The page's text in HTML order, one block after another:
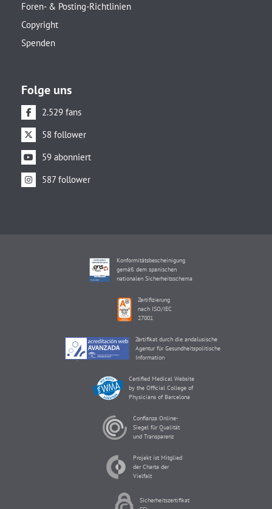
Foren- & Posting-Richtlinien
Copyright
Spenden
Folge uns
2.529 fans
58 follower
59 abonniert
587 follower
Konformitätsbescheinigung
gemäß dem spanischen
nationalen Sicherheitsschema
Zertifizierung
nach ISO/IEC
27001
Zertifikat durch die andalusische
Agentur für Gesundheitspolitische
Information
Certified Medical Website
by the Official College of
Physicians of Barcelona
Confianza Online-
Siegel für Qualität
und Transparenz
Projekt ist Mitglied
der Charta der
Vielfalt
Sicherheitszertifikat